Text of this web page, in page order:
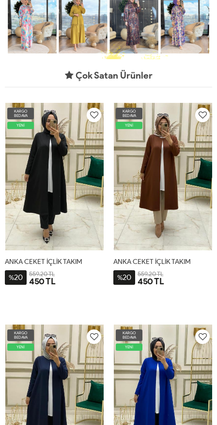
Çok Satan Ürünler
KARGO
BEDAVA
YENİ
ANKA CEKET İÇLİK TAKIM
%20 559.20 TL
450 TL
KARGO
BEDAVA
YENİ
ANKA CEKET İÇLİK TAKIM
%20 559.20 TL
450 TL
KARGO
BEDAVA
YENİ
KARGO
BEDAVA
YENİ